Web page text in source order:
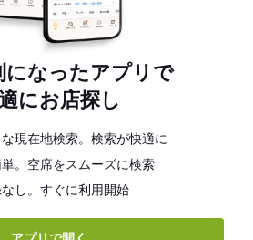
になったアプリで
にお店探し
現在地検索。検索が快適に
。空席をスムーズに検索
し。すぐに利用開始